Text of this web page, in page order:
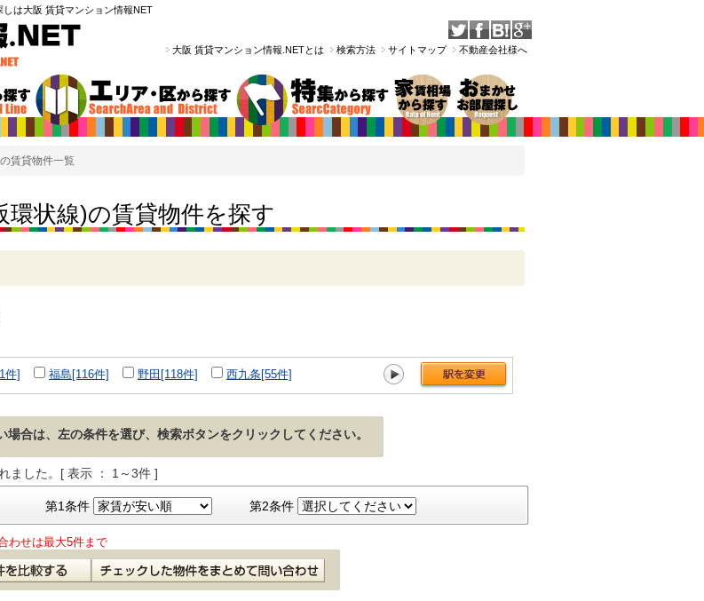
しは大阪 賃貸マンション情報NET
大阪 賃貸マンション情報.NETとは 検索方法 サイトマップ 不動産会社様へ
賃貸物件一覧
環状線)の賃貸物件を探す
件] 福島[116件] 野田[118件] 西九条[55件] 大正[130件] 芦原橋[295件]
場合は、左の条件を選び、検索ボタンをクリックしてください。
ました。[ 表示 ： 1～3件 ]
第1条件 第2条件
わせは最大5件まで